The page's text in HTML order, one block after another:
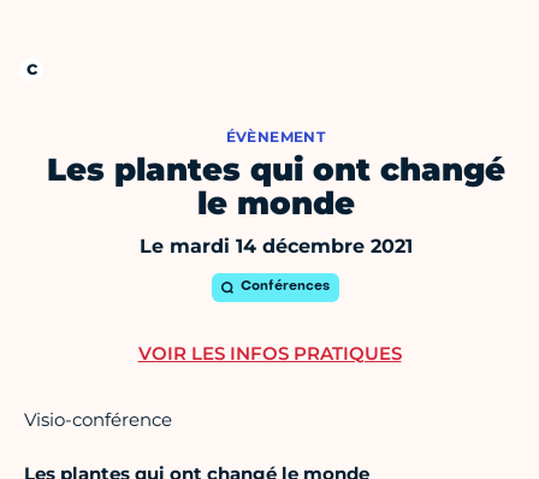
ÉVÈNEMENT
Les plantes qui ont changé
le monde
Le mardi 14 décembre 2021
Conférences
Visio-conférence
Les plantes qui ont changé le monde
VOIR LES INFOS PRATIQUES